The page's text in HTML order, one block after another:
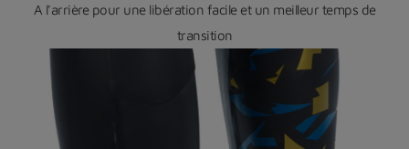
A l'arrière pour une libération facile et un meilleur temps de
transition